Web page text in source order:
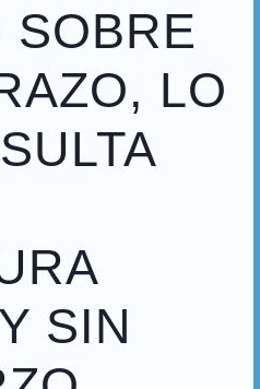
SOBRE
LO
SIN